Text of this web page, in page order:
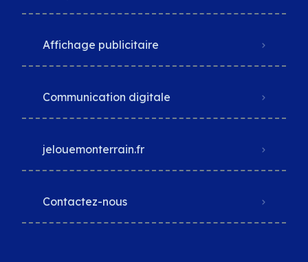
Affichage publicitaire
Communication digitale
jelouemonterrain.fr
Contactez-nous